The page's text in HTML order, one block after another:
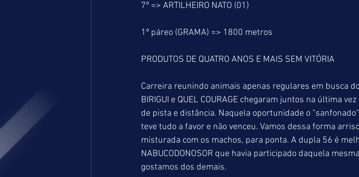
7º => ARTILHEIRO NATO (01)
1º páreo (GRAMA) => 1800 metros
PRODUTOS DE QUATRO ANOS E MAIS SEM VITÓRIA
Carreira reunindo animais apenas regulares em busca
BIRIGUI e QUEL COURAGE chegaram juntos na última
de pista e distância. Naquela oportunidade o "sanfonado"
teve tudo a favor e não venceu. Vamos dessa forma
misturada com os machos, para ponta. A dupla 56 é
NABUCODONOSOR que havia participado daquela
gostamos dos demais.